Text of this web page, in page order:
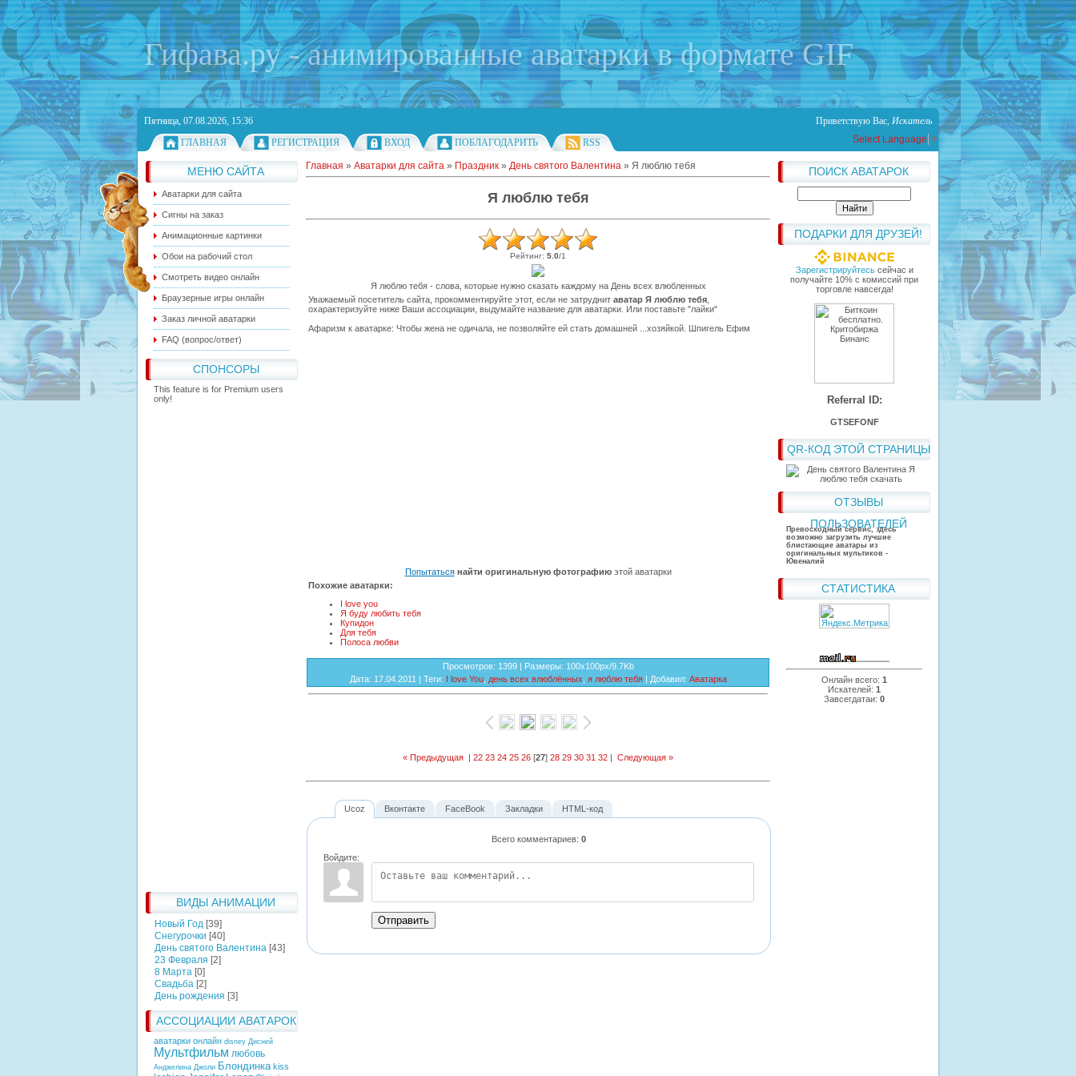
Гифава.ру - анимированные аватарки в формате GIF
Пятница, 07.08.2026, 15:36 Приветствую Вас, Искатель
ГЛАВНАЯ
РЕГИСТРАЦИЯ ВХОД ПОБЛАГОДАРИТЬ RSS Select Language ▼
МЕНЮ САЙТА
Аватарки для сайта
Сигны на заказ
Анимационные картинки
Обои на рабочий стол
Смотреть видео онлайн
Браузерные игры онлайн
Заказ личной аватарки
FAQ (вопрос/ответ)
СПОНСОРЫ
This feature is for Premium users
only!
ВИДЫ АНИМАЦИИ
Новый Год [39]
Снегурочки [40]
День святого Валентина [43]
23 Февраля [2]
8 Марта [0]
Свадьба [2]
День рождения [3]
АССОЦИАЦИИ АВАТАРОК
аватарки онлайн disney Дисней
Мультфильм любовь
Анджелина Джоли Блондинка kiss
ПОИСК АВАТАРОК
ПОДАРКИ ДЛЯ ДРУЗЕЙ!
Зарегистрируйтесьсейчас и
получайте 10% с комиссий при
торговле навсегда!
Referral ID:
GTSEFONF
QR-КОД ЭТОЙ СТРАНИЦЫ
ОТЗЫВЫ
ПОЛЬЗОВАТЕЛЕЙ
Превосходный сервис, здесь
возможно загрузить лучшие
блистающие аватары из
оригинальных мультиков -
Ювеналий
СТАТИСТИКА
Онлайн всего: 1
Искателей: 1
Завсегдатаи: 0
Главная » Аватарки для сайта » Праздник » День святого Валентина » Я люблю тебя
Я люблю тебя
Рейтинг: 5.0/1
Я люблю тебя - слова, которые нужно сказать каждому на День всех влюбленных
Уважаемый посетитель сайта, прокомментируйте этот, если не затруднит аватар Я люблю тебя
охарактеризуйте ниже Ваши ассоциации, выдумайте название для аватарки. Или поставьте "лайки"
Афаризм к аватарке: Чтобы жена не одичала, не позволяйте ей стать домашней ...хозяйкой. Шпигель Ефим
Попытаться найти оригинальную фотографиюэтой аватарки
Похожие аватарки:
I love you
Я буду любить тебя
Купидон
Для тебя
Полоса любви
Просмотров: 1399 | Размеры: 100x100px/9.7Kb
Дата: 17.04.2011 | Теги: I love You, день всех влюблённых я люблю тебя| Добавил: Аватарка
« Предыдущая | 22 23 24 25 26 [27] 28 29 30 31 32 | Следующая »
Ucoz
Всего комментариев: 0
Войдите:
Отправить
Вконтакте FaceBook Закладки HTML-код